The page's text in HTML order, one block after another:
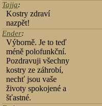
Tajja:
Kostry zdraví
nazpět!
Ender:
Výborně. Je to teď
méně polofunkční.
Pozdravuji všechny
kostry ze záhrobí,
nechť jsou vaše
životy spokojené a
šťastné.